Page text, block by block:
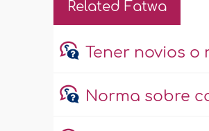
Related Fatwa
Tener novios o
Norma sobre